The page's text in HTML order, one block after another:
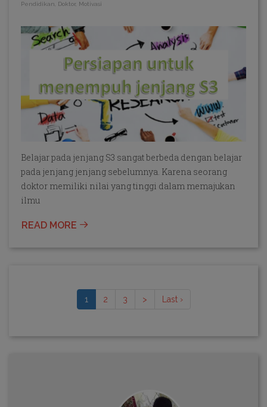
Pendidikan, Doktor, Motivasi
Belajar pada jenjang S3 sangat berbeda dengan belajar
pada jenjang jenjang sebelumnya. Karena seorang
doktor memiliki nilai yang tinggi dalam memajukan
ilmu
READ MORE
1 (current)
2 3 > Last ›